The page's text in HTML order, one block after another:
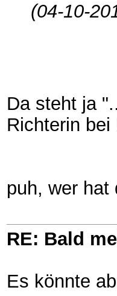
(04-10-
Da steht ja
Richterin
puh, wer hat
RE: Bald
Es könnte